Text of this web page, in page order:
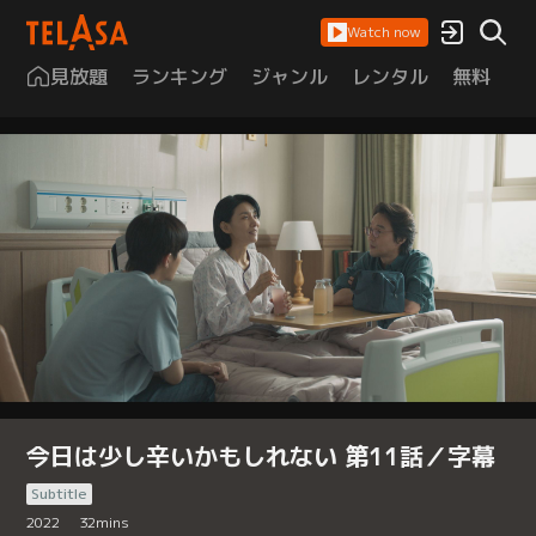
Watch now
見放題 ランキング ジャンル レンタル 無料
今日は少し辛いかもしれない 第11話／字幕
Subtitle
2022
32mins